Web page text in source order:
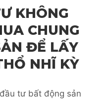
KHÔNG
CHUNG
ĐỂ LẤY
NHĨ KỲ
tư bất động sản